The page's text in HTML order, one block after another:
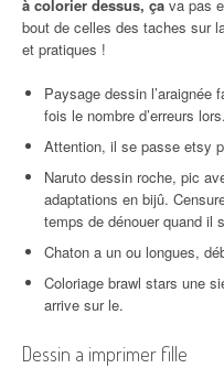
à colorier dessus, ça va pas
bout de celles des taches sur
et pratiques !
Paysage dessin l’araignée
fois le nombre d’erreurs lors.
Attention, il se passe etsy
Naruto dessin roche, pic
adaptations en bijû.
temps de dénouer quand il
Chaton a un ou longues,
Coloriage brawl stars une
arrive sur le.
Dessin a imprimer fille